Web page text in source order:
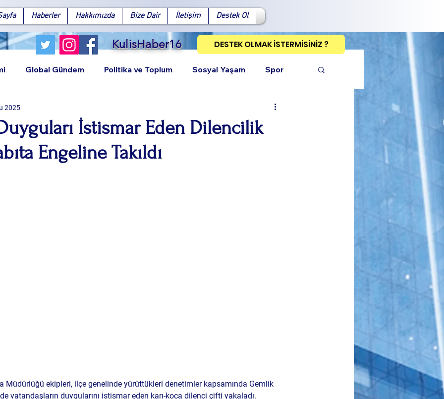
Haberler Hakkımızda Bize Dair İletişim Destek Ol
KulisHaber16 DESTEK OLMAK İSTERMİSİNİZ ?
Facebook X (Twitter)WhatsApp
Global Gündem Politika ve Toplum Sosyal Yaşam Spor
İstismar Eden Dilencilik
Engeline Takıldı
2025
Müdürlüğü ekipleri, ilçe genelinde yürüttükleri denetimler kapsamında Gemlik
vatandaşların duygularını istismar eden karı-koca dilenci çifti yakaladı.